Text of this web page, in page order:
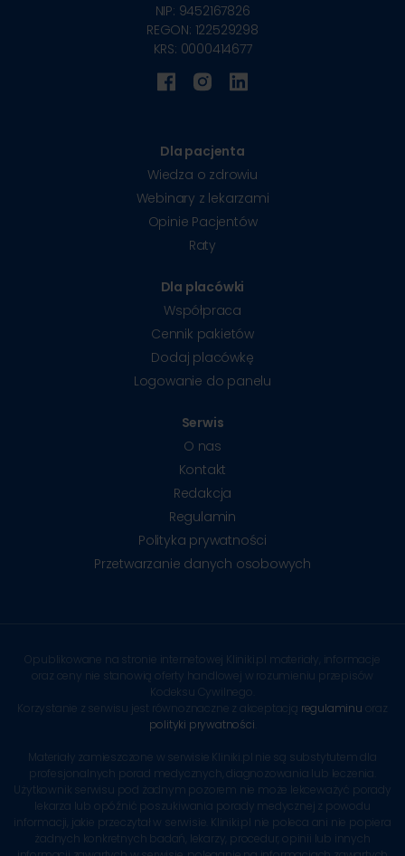
NIP: 9452167826
REGON: 122529298
KRS: 0000414677
Dla pacjenta
Wiedza o zdrowiu
Webinary z lekarzami
Opinie Pacjentów
Raty
Dla placówki
Współpraca
Cennik pakietów
Dodaj placówkę
Logowanie do panelu
Serwis
O nas
Kontakt
Redakcja
Regulamin
Polityka prywatności
Przetwarzanie danych osobowych
Opublikowane na stronie internetowej Kliniki.pl materiały, informacje
oraz ceny nie stanowią oferty handlowej w rozumieniu przepisów
Kodeksu Cywilnego.
Korzystanie z serwisu jest równoznaczne z akceptacją regulaminu oraz
polityki prywatności
Materiały zamieszczone w serwisie Kliniki.pl nie są substytutem dla
profesjonalnych porad medycznych, diagnozowania lub leczenia.
Użytkownik serwisu pod żadnym pozorem nie może lekceważyć porady
lekarza lub opóźnić poszukiwania porady medycznej z powodu
informacji, jakie przeczytał w serwisie. Kliniki.pl nie poleca ani nie popiera
żadnych konkretnych badań, lekarzy, procedur, opinii lub innych